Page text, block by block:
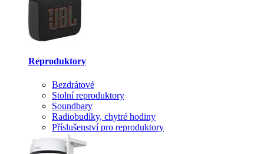
Reproduktory
Bezdrátové
Stolní reproduktory
Soundbary
Radiobudíky, chytré hodiny
Příslušenství pro reproduktory